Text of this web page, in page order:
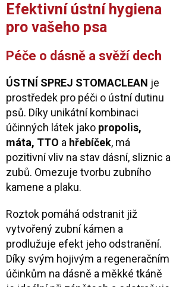
Efektivní ústní hygiena
pro vašeho psa
Péče o dásně a svěží dech
ÚSTNÍ SPREJ STOMACLEAN je
prostředek pro péči o ústní dutinu
psů. Díky unikátní kombinaci
účinných látek jako propolis,
máta, TTO a hřebíček, má
pozitivní vliv na stav dásní, sliznic a
zubů. Omezuje tvorbu zubního
kamene a plaku.
Roztok pomáhá odstranit již
vytvořený zubní kámen a
prodlužuje efekt jeho odstranění.
Díky svým hojivým a regeneračním
účinkům na dásně a měkké tkáně